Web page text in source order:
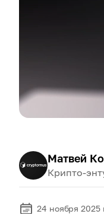
Матвей
Крипто-
24 ноября 2025